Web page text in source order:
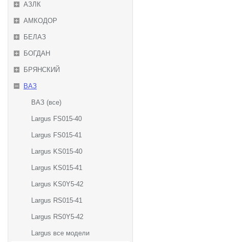
АЗЛК
АМКОДОР
БЕЛАЗ
БОГДАН
БРЯНСКИЙ
ВАЗ
ВАЗ (все)
Largus FS015-40
Largus FS015-41
Largus KS015-40
Largus KS015-41
Largus KS0Y5-42
Largus RS015-41
Largus RS0Y5-42
Largus все модели